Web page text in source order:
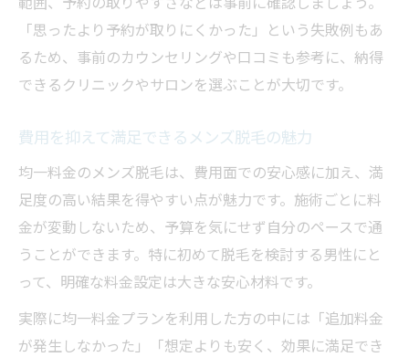
「思ったより予約が取りにくかった」という失敗例もあ
るため、事前のカウンセリングや口コミも参考に、納得
できるクリニックやサロンを選ぶことが大切です。
費用を抑えて満足できるメンズ脱毛の魅力
均一料金のメンズ脱毛は、費用面での安心感に加え、満
足度の高い結果を得やすい点が魅力です。施術ごとに料
金が変動しないため、予算を気にせず自分のペースで通
うことができます。特に初めて脱毛を検討する男性にと
って、明確な料金設定は大きな安心材料です。
実際に均一料金プランを利用した方の中には「追加料金
が発生しなかった」「想定よりも安く、効果に満足でき